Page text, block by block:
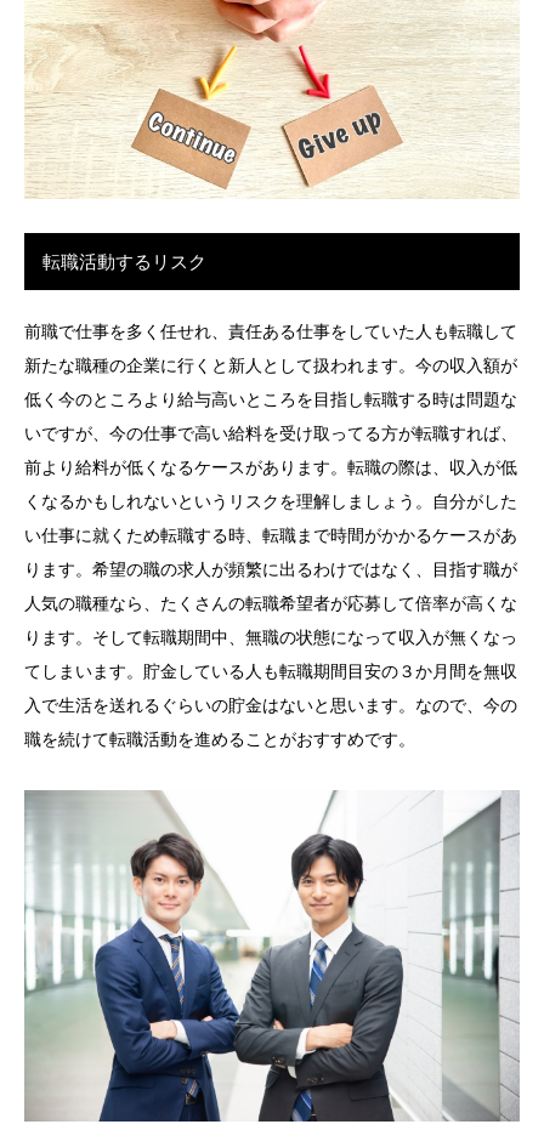
転職活動するリスク
前職で仕事を多く任せれ、責任ある仕事をしていた人も転職して
新たな職種の企業に行くと新人として扱われます。今の収入額が
低く今のところより給与高いところを目指し転職する時は問題な
いですが、今の仕事で高い給料を受け取ってる方が転職すれば、
前より給料が低くなるケースがあります。転職の際は、収入が低
くなるかもしれないというリスクを理解しましょう。自分がした
い仕事に就くため転職する時、転職まで時間がかかるケースがあ
ります。希望の職の求人が頻繁に出るわけではなく、目指す職が
人気の職種なら、たくさんの転職希望者が応募して倍率が高くな
ります。そして転職期間中、無職の状態になって収入が無くなっ
てしまいます。貯金している人も転職期間目安の３か月間を無収
入で生活を送れるぐらいの貯金はないと思います。なので、今の
職を続けて転職活動を進めることがおすすめです。